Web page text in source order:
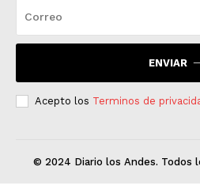
ENVIAR
Acepto los Terminos de
© 2024 Diario los Andes. Todos